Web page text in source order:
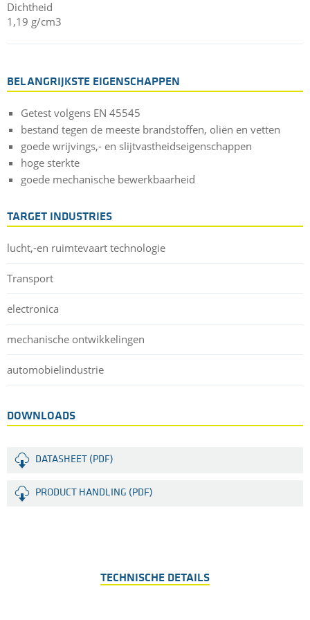
Dichtheid
1,19 g/cm3
BELANGRIJKSTE EIGENSCHAPPEN
Getest volgens EN 45545
bestand tegen de meeste brandstoffen, oliën en vetten
goede wrijvings,- en slijtvastheidseigenschappen
hoge sterkte
goede mechanische bewerkbaarheid
TARGET INDUSTRIES
lucht,-en ruimtevaart technologie
Transport
electronica
mechanische ontwikkelingen
automobielindustrie
DOWNLOADS
DATASHEET (PDF)
PRODUCT HANDLING (PDF)
TECHNISCHE DETAILS